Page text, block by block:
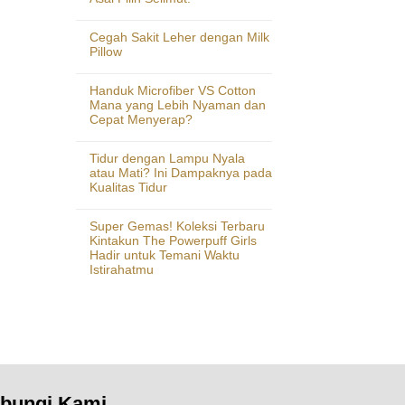
Cegah Sakit Leher dengan Milk
Pillow
Handuk Microfiber VS Cotton
Mana yang Lebih Nyaman dan
Cepat Menyerap?
Tidur dengan Lampu Nyala
atau Mati? Ini Dampaknya pada
Kualitas Tidur
Super Gemas! Koleksi Terbaru
Kintakun The Powerpuff Girls
Hadir untuk Temani Waktu
Istirahatmu